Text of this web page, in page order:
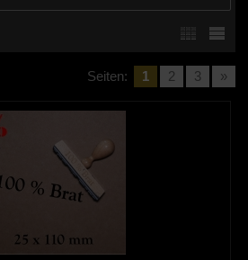
Seiten: 1 2 3 »